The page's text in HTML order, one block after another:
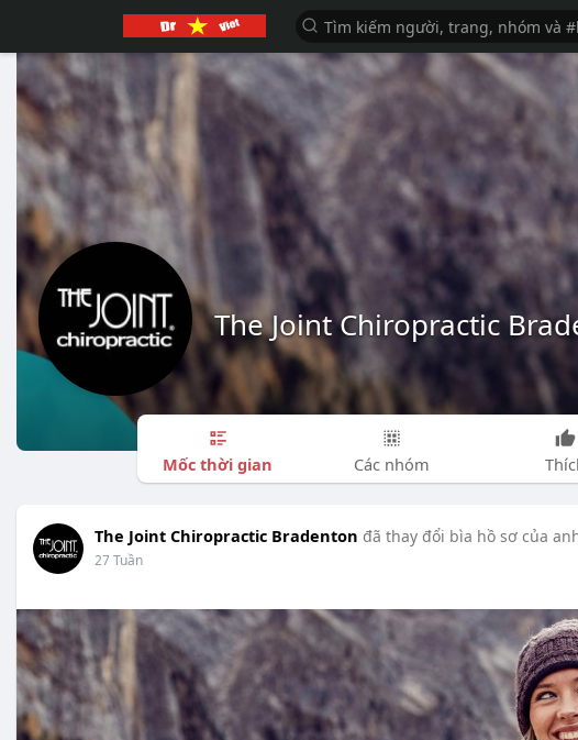
The Joint Chiropractic
Mốc thời gian Các nhóm
The Joint Chiropractic Bradenton đã thay đổi bìa hồ sơ của
27 Tuần